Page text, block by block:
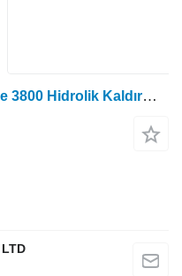
Tarım yükleyici için John Deere 3800 Hidrolik Kaldırma Kontrol Vanası Az64784, Az57780 AZ64784, AZ57780 hidrolik dağıtıcı